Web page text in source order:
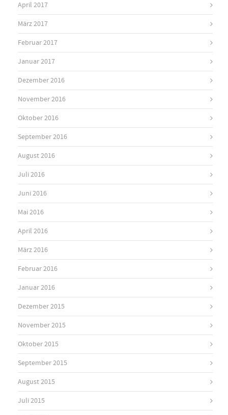
April 2017
März 2017
Februar 2017
Januar 2017
Dezember 2016
November 2016
Oktober 2016
September 2016
August 2016
Juli 2016
Juni 2016
Mai 2016
April 2016
März 2016
Februar 2016
Januar 2016
Dezember 2015
November 2015
Oktober 2015
September 2015
August 2015
Juli 2015